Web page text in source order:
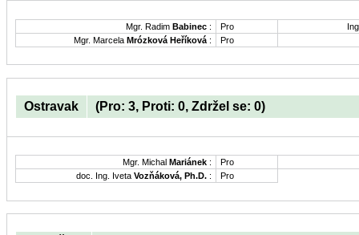
Mgr. Radim Babinec : Pro
Mgr. Marcela Mrózková Heříková : Pro
Ostravak (Pro: 3, Proti: 0, Zdržel se: 0)
Mgr. Michal Mariánek :
Pro
doc. Ing. Iveta Vozňáková, Ph.D. : Pro